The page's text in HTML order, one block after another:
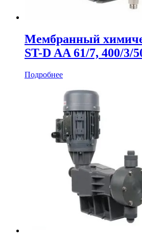
Мембранный
ST-D AA 61/7, 400/3/
Подробнее